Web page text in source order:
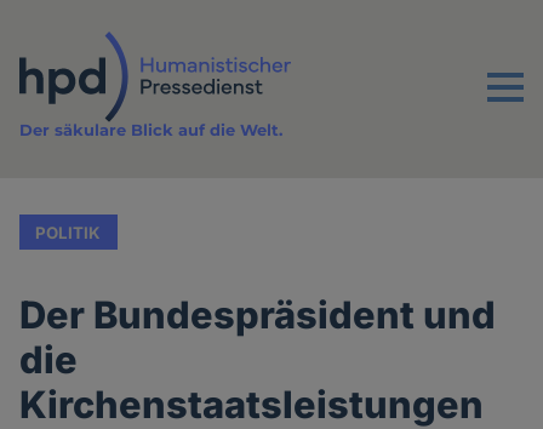
Inhalt
Menu
Der säkulare Blick auf die Welt.
POLITIK
Der Bundespräsident und
die
Kirchenstaatsleistungen